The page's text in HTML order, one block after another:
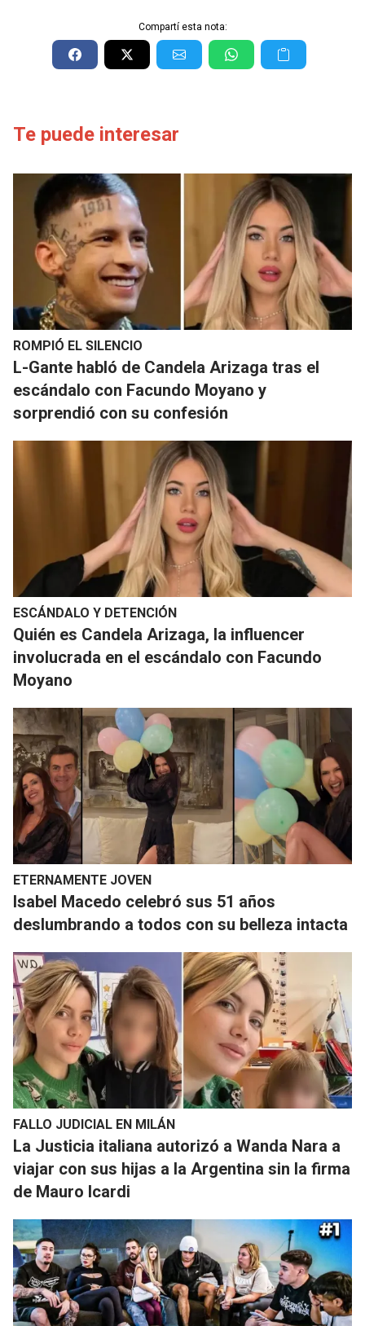
Compartí esta nota:
Te puede interesar
ROMPIÓ EL SILENCIO
L-Gante habló de Candela Arizaga tras el
escándalo con Facundo Moyano y
sorprendió con su confesión
ESCÁNDALO Y DETENCIÓN
Quién es Candela Arizaga, la influencer
involucrada en el escándalo con Facundo
Moyano
ETERNAMENTE JOVEN
​Isabel Macedo celebró sus 51 años
deslumbrando a todos con su belleza intacta
FALLO JUDICIAL EN MILÁN
La Justicia italiana autorizó a Wanda Nara a
viajar con sus hijas a la Argentina sin la firma
de Mauro Icardi